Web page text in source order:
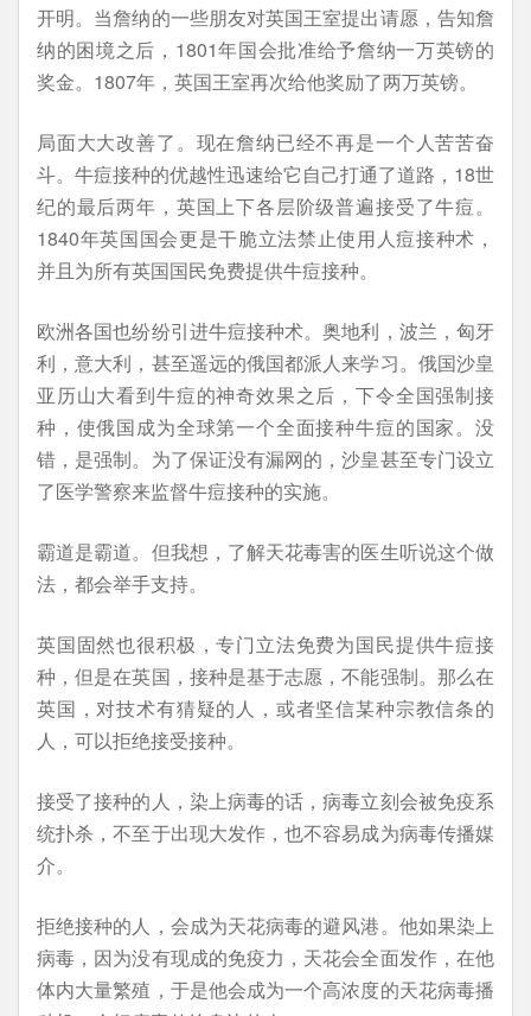
开明。当詹纳的一些朋友对英国王室提出请愿，告知詹
纳的困境之后，1801年国会批准给予詹纳一万英镑的
奖金。1807年，英国王室再次给他奖励了两万英镑。
局面大大改善了。现在詹纳已经不再是一个人苦苦奋
斗。牛痘接种的优越性迅速给它自己打通了道路，18世
纪的最后两年，英国上下各层阶级普遍接受了牛痘。
1840年英国国会更是干脆立法禁止使用人痘接种术，
并且为所有英国国民免费提供牛痘接种。
欧洲各国也纷纷引进牛痘接种术。奥地利，波兰，匈牙
利，意大利，甚至遥远的俄国都派人来学习。俄国沙皇
亚历山大看到牛痘的神奇效果之后，下令全国强制接
种，使俄国成为全球第一个全面接种牛痘的国家。没
错，是强制。为了保证没有漏网的，沙皇甚至专门设立
了医学警察来监督牛痘接种的实施。
霸道是霸道。但我想，了解天花毒害的医生听说这个做
法，都会举手支持。
英国固然也很积极，专门立法免费为国民提供牛痘接
种，但是在英国，接种是基于志愿，不能强制。那么在
英国，对技术有猜疑的人，或者坚信某种宗教信条的
人，可以拒绝接受接种。
接受了接种的人，染上病毒的话，病毒立刻会被免疫系
统扑杀，不至于出现大发作，也不容易成为病毒传播媒
介。
拒绝接种的人，会成为天花病毒的避风港。他如果染上
病毒，因为没有现成的免疫力，天花会全面发作，在他
体内大量繁殖，于是他会成为一个高浓度的天花病毒播